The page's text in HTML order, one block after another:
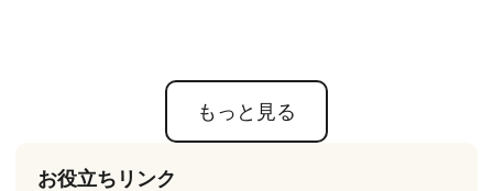
もっと見る
お役立ちリンク